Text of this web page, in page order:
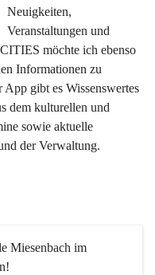
Neuigkeiten,
Veranstaltungen und
möchte ich ebenso
Informationen zu
gibt es Wissenswertes
dem kulturellen und
sowie aktuelle
der Verwaltung.
Miesenbach im